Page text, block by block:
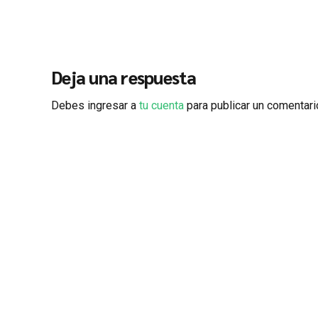
Deja una respuesta
Debes ingresar a tu cuenta para publicar un